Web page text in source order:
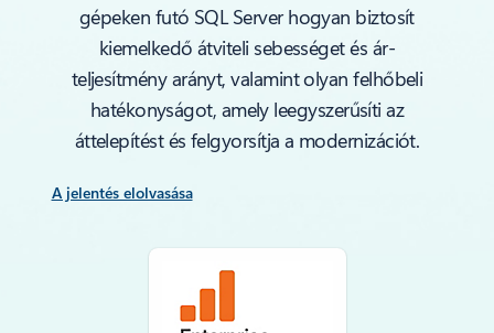
gépeken futó SQL Server hogyan biztosít
kiemelkedő átviteli sebességet és ár-
teljesítmény arányt, valamint olyan felhőbeli
hatékonyságot, amely leegyszerűsíti az
áttelepítést és felgyorsítja a modernizációt.
A jelentés elolvasása